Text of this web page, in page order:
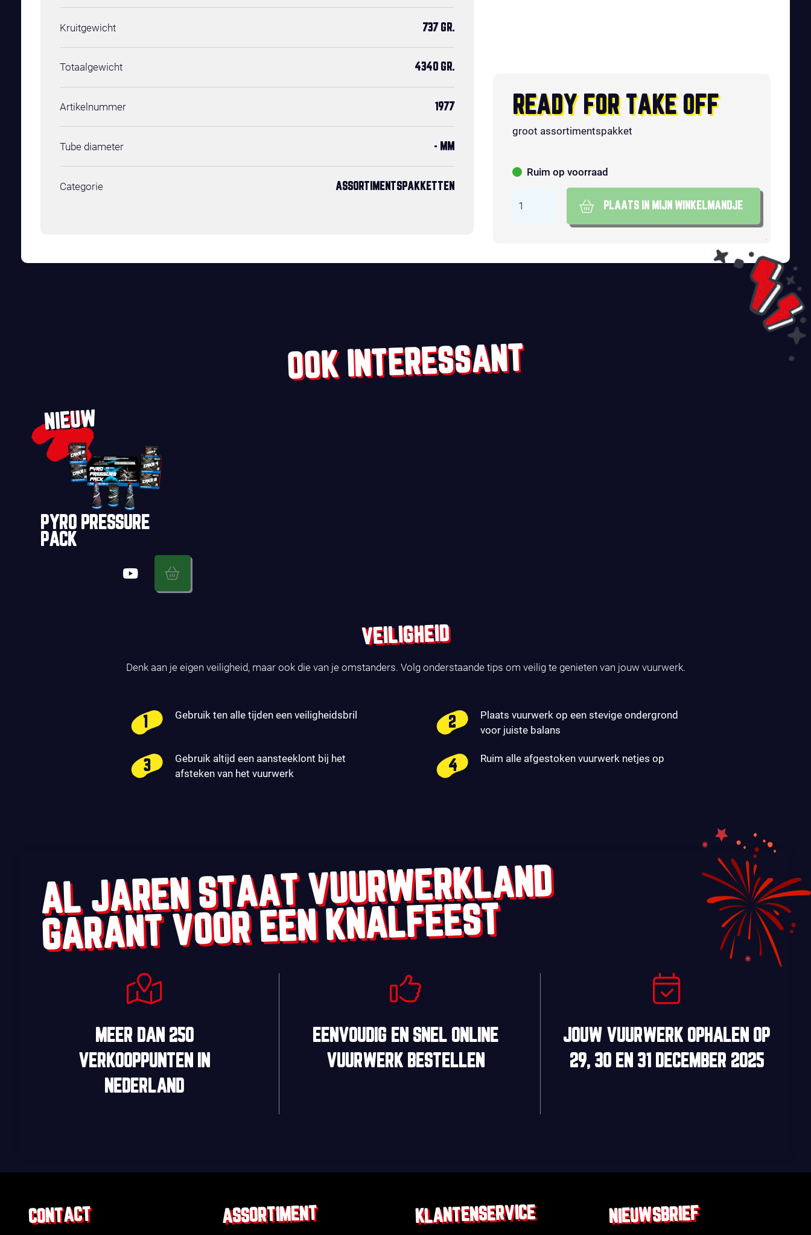
READY FOR TAKE OFF
groot assortimentspakket
Ruim op voorraad
PLAATS IN MIJN WINKELMANDJE
Kruitgewicht 737 GR.
Totaalgewicht 4340 GR.
Artikelnummer 1977
Tube diameter - MM
Categorie ASSORTIMENTSPAKKETTEN
OOK INTERESSANT
NIEUW
PYRO PRESSURE
PACK
VEILIGHEID
Denk aan je eigen veiligheid, maar ook die van je omstanders. Volg onderstaande tips om veilig te genieten van jouw vuurwerk.
Gebruik ten alle tijden een veiligheidsbril
Plaats vuurwerk op een stevige ondergrond
voor juiste balans
Gebruik altijd een aansteeklont bij het
afsteken van het vuurwerk
Ruim alle afgestoken vuurwerk netjes op
AL JAREN STAAT VUURWERKLAND
GARANT VOOR EEN KNALFEEST
MEER DAN 250
VERKOOPPUNTEN IN
NEDERLAND
EENVOUDIG EN SNELONLINE
VUURWERK BESTELLEN
JOUW VUURWERK OPHALEN OP
29, 30EN 31 DECEMBER 2025
CONTACT ASSORTIMENT KLANTENSERVICE NIEUWSBRIEF